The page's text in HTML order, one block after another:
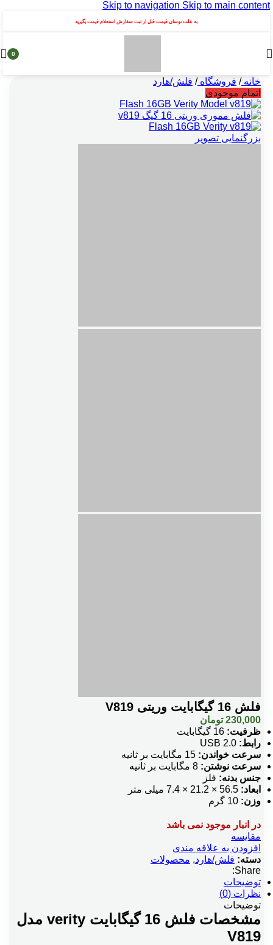
Skip to navigation Skip to main content
به علت نوسان قیمت قبل از ثبت سفارش استعلام قیمت بگیرید
0
خانه/ فروشگاه/ فلش/هارد
اتمام موجودی
بزرگنمایی تصویر
فلش 16 گیگابایت وریتی V819
230,000 تومان
ظرفیت:
رابط:
سرعت خواندن:
سرعت نوشتن:
جنس بدنه: فلز
ابعاد:
وزن:
در انبار موجود نمی باشد
مقایسه
افزودن به علاقه مندی
دسته: فلش/هارد, محصولات
Share:
توضیحات
نظرات (0)
توضیحات
مشخصات فلش 16 گیگابایت verity مدل
V819